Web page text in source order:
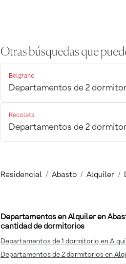
Otras búsquedas que
Belgrano
Departamentos de 2
Recoleta
Departamentos de 2
Residencial Abasto Alquiler
Departamentos en Alquiler en
cantidad de dormitorios
Departamentos de 1 dormitorio en
Departamentos de 2 dormitorios en